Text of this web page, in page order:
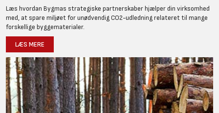
Læs hvordan Bygmas strategiske partnerskaber hjælper din virksomhed
med, at spare miljøet for unødvendig CO2-udledning relateret til mange
forskellige byggematerialer.
LÆS MERE